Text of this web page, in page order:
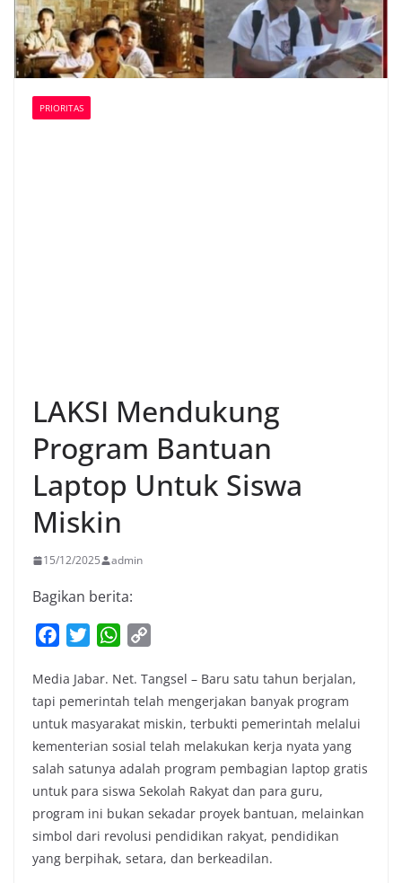
PRIORITAS
LAKSI Mendukung
Program Bantuan
Laptop Untuk Siswa
Miskin
15/12/2025 admin
Bagikan berita:
c
e
b
o
o
k
i
t
t
e
r
W
a
t
s
A
p
p
p
y
L
i
n
k
Media Jabar. Net. Tangsel – Baru satu tahun berjalan,
tapi pemerintah telah mengerjakan banyak program
untuk masyarakat miskin, terbukti pemerintah melalui
kementerian sosial telah melakukan kerja nyata yang
salah satunya adalah program pembagian laptop gratis
untuk para siswa Sekolah Rakyat dan para guru,
program ini bukan sekadar proyek bantuan, melainkan
simbol dari revolusi pendidikan rakyat, pendidikan
yang berpihak, setara, dan berkeadilan.